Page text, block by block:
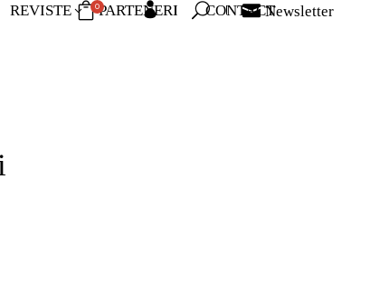
REVISTE PARTENERI CONTACT
0 Newsletter